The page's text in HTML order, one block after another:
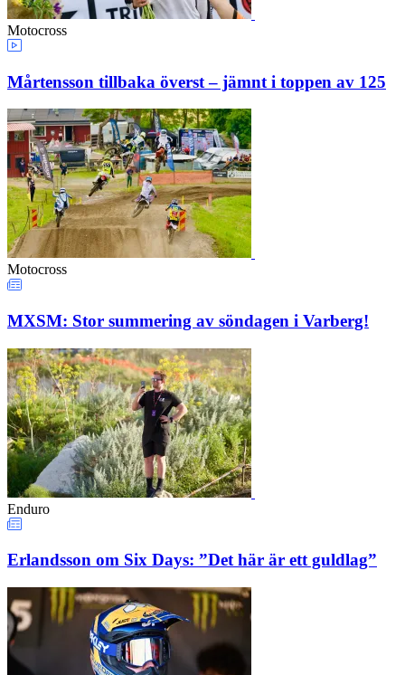
Motocross
Mårtensson tillbaka överst – jämnt i toppen av 125
Motocross
MXSM: Stor summering av söndagen i Varberg!
Enduro
Erlandsson om Six Days: ”Det här är ett guldlag”